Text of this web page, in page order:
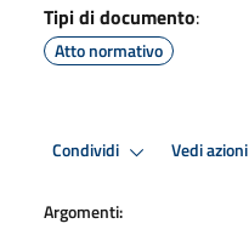
Tipi di documento:
Atto normativo
Condividi Vedi azioni
Argomenti: